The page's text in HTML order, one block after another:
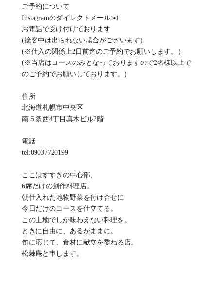
ご予約について
Instagramのダイレクトメール✉️
お電話で受け付けております
(接客中は出られない場合がございます)
(※仕入の関係上2日前迄のご予約でお願いします。）
(※当店はコースのみとなっておりますので2名様以上で
のご予約でお願いしております。)
住所
北海道札幌市中央区
南５条西4丁目真木ビル2階
電話
tel:09037720199
ここはすすきの中心部、
6席だけの創作料理店。
朝仕入れた地物野菜を付け合せに
今日だけのコースを仕立てる。
この土地でしか味わえない料理を。
ときに自由に、あるがままに。
旬に応じて、食材に献立を委ねる店。
松棘庵と申します。